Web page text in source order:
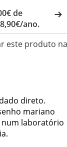
de
ano.
este produto na
direto.
mariano
laboratório